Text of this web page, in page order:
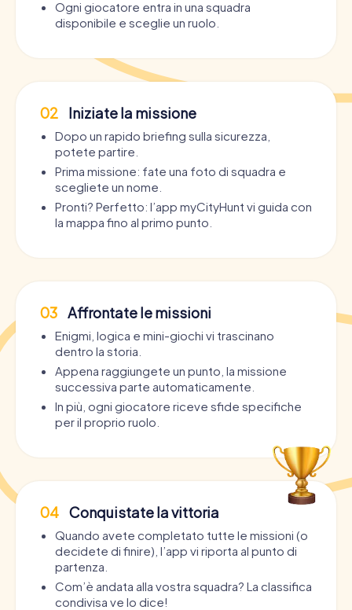
Ogni giocatore entra in una squadra
disponibile e sceglie un ruolo.
02 Iniziate la missione
Dopo un rapido briefing sulla sicurezza,
potete partire.
Prima missione: fate una foto di squadra e
scegliete un nome.
Pronti? Perfetto: l’app myCityHunt vi guida con
la mappa fino al primo punto.
03 Affrontate le missioni
Enigmi, logica e mini-giochi vi trascinano
dentro la storia.
Appena raggiungete un punto, la missione
successiva parte automaticamente.
In più, ogni giocatore riceve sfide specifiche
per il proprio ruolo.
04 Conquistate la vittoria
Quando avete completato tutte le missioni (o
decidete di finire), l’app vi riporta al punto di
partenza.
Com’è andata alla vostra squadra? La classifica
condivisa ve lo dice!